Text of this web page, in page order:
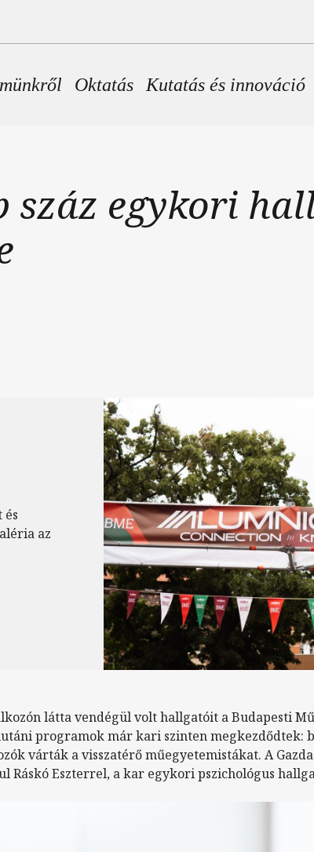
Oktatás Kutatás és innováció
száz egykori
az
látta vendégül volt hallgatóit a Budapesti
programok már kari szinten megkezdődtek:
várták a visszatérő műegyetemistákat. A
Ráskó Eszterrel, a kar egykori pszichológus